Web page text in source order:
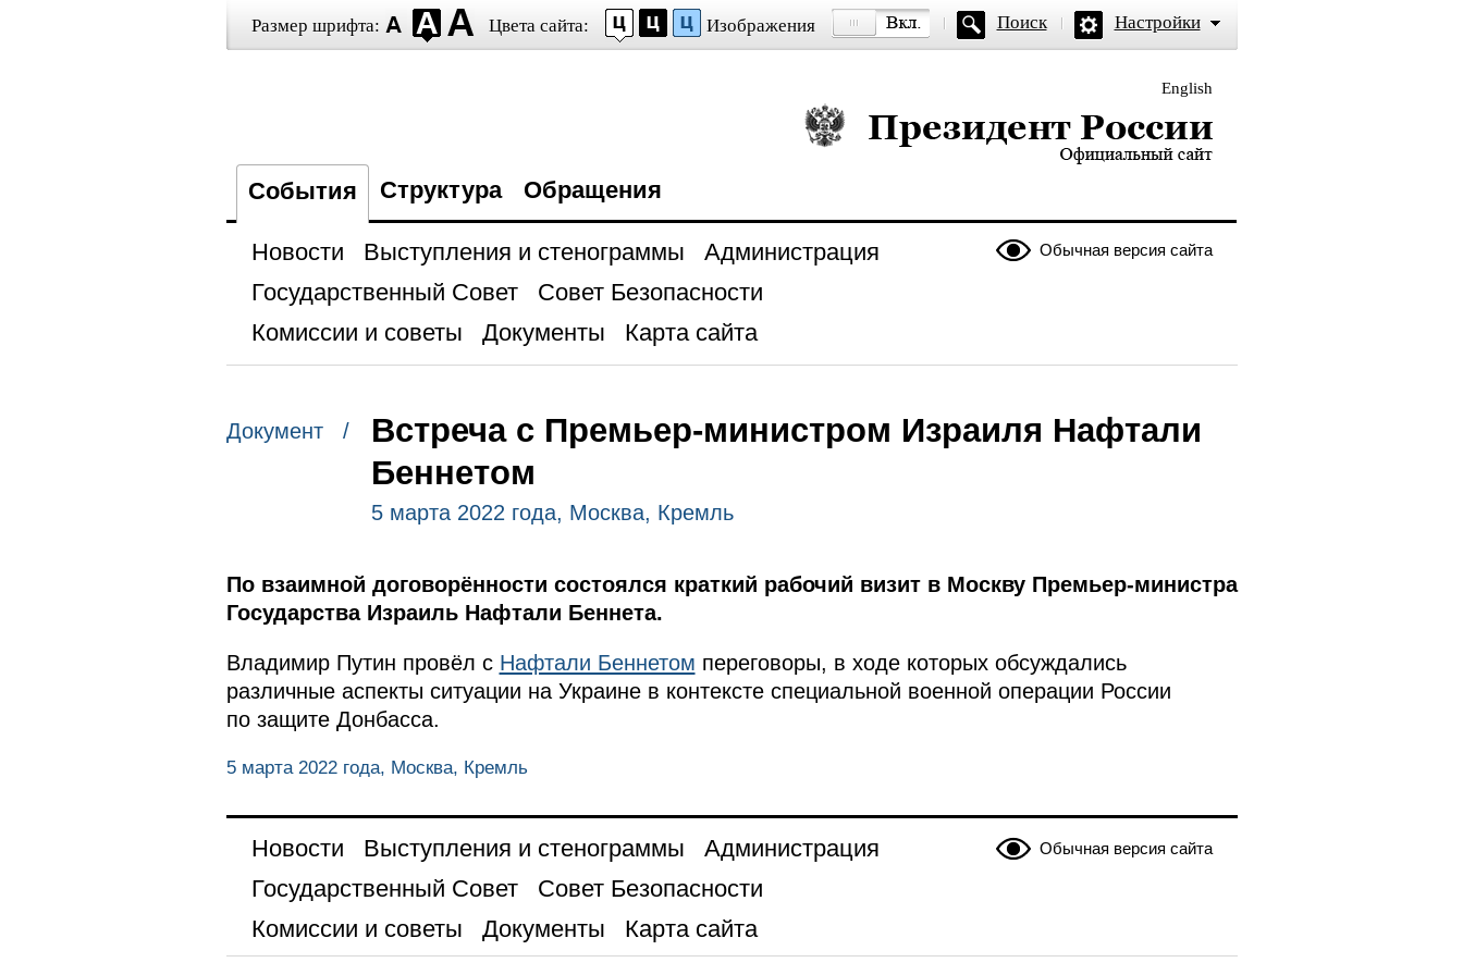
Размер шрифта: Цвета сайта: Изображения Поиск Настройки
English
Президент России — официальный сайт
События Структура Обращения
Обычная версия сайта
Новости Выступления и стенограммы
Администрация
Государственный Совет
Совет Безопасности
Комиссии и советы
Документы Карта сайта
Документ /
Встреча с Премьер-министром Израиля Нафтали
Беннетом
5 марта 2022 года, Москва, Кремль
По взаимной договорённости состоялся краткий рабочий визит в Москву Премьер-министра
Государства Израиль Нафтали Беннета.
Владимир Путин провёл с Нафтали Беннетом переговоры, в ходе которых обсуждались
различные аспекты ситуации на Украине в контексте специальной военной операции России
по защите Донбасса.
5 марта 2022 года, Москва, Кремль
Обычная версия сайта
Новости Выступления и стенограммы
Администрация
Государственный Совет
Совет Безопасности
Комиссии и советы
Документы Карта сайта